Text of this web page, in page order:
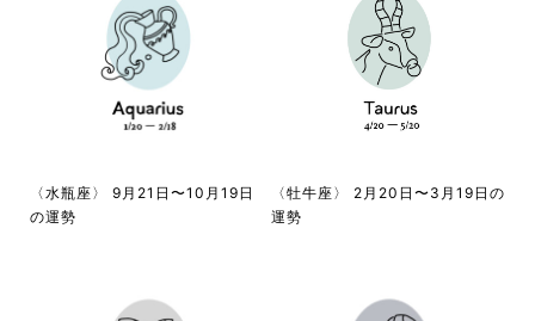
〈水瓶座〉 9月21日〜10月19日
の運勢
〈牡牛座〉 2月20日〜3月19日の
運勢